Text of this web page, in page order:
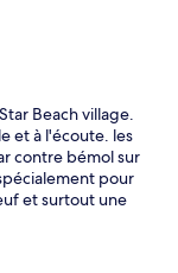
Beach village.
et à l'écoute. les
contre bémol sur
pour
et surtout une
les travaux
lors de la